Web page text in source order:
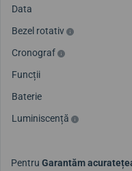
Data
Bezel rotativ
Cronograf
Funcții
Baterie
Luminiscență
Pentru Garantăm